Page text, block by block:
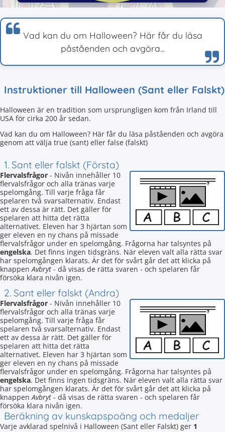
Vad kan du om Halloween? Här får du läsa
påståenden och avgöra...
Instruktioner till Halloween (Sant eller Falskt)
Halloween är en tradition som ursprungligen kom från Irland till
USA för cirka 200 år sedan.
Vad kan du om Halloween? Här får du läsa påståenden och avgöra
genom att välja true (sant) eller false (falskt)
1. Sant eller falskt (Första)
Flervalsfrågor - Nivån innehåller 10
flervalsfrågor och alla tränas varje
spelomgång. Till varje fråga får
spelaren två svarsalternativ. Endast
ett av dessa är rätt. Det gäller för
spelaren att hitta det rätta
alternativet. Eleven har 3 hjärtan som
ger eleven en ny chans på missade
flervalsfrågor under en spelomgång. Frågorna har talsyntes på
engelska. Det finns ingen tidsgräns. När eleven valt alla rätta svar
har spelomgången klarats. Är det för svårt går det att klicka på
knappenAvbryt - då visas de rätta svaren - och spelaren får
försöka klara nivån igen.
2. Sant eller falskt (Andra)
Flervalsfrågor - Nivån innehåller 10
flervalsfrågor och alla tränas varje
spelomgång. Till varje fråga får
spelaren två svarsalternativ. Endast
ett av dessa är rätt. Det gäller för
spelaren att hitta det rätta
alternativet. Eleven har 3 hjärtan som
ger eleven en ny chans på missade
flervalsfrågor under en spelomgång. Frågorna har talsyntes på
engelska. Det finns ingen tidsgräns. När eleven valt alla rätta svar
har spelomgången klarats. Är det för svårt går det att klicka på
knappenAvbryt - då visas de rätta svaren - och spelaren får
försöka klara nivån igen.
Beräkning av kunskapspoäng och medaljer
Varje avklarad spelnivå i Halloween (Sant eller Falskt) ger 1